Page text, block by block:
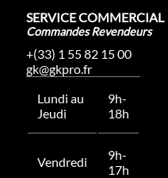
SERVICE COMMERCIAL
Commandes Revendeurs
+(33) 1 55 82 15 00
gk@gkpro.fr
Lundi au
Jeudi
9h-
18h
Vendredi
9h-
17h